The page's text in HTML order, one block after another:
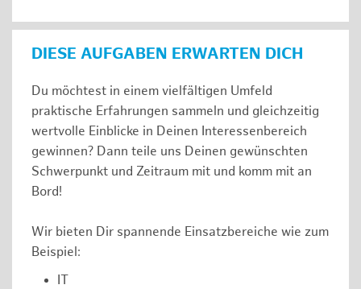
DIESE AUFGABEN ERWARTEN DICH
Du möchtest in einem vielfältigen Umfeld
praktische Erfahrungen sammeln und gleichzeitig
wertvolle Einblicke in Deinen Interessenbereich
gewinnen? Dann teile uns Deinen gewünschten
Schwerpunkt und Zeitraum mit und komm mit an
Bord!
Wir bieten Dir spannende Einsatzbereiche wie zum
Beispiel:
IT